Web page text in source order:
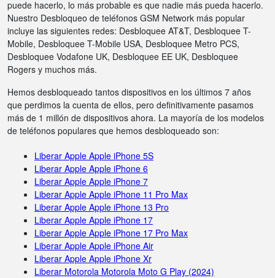
puede hacerlo, lo más probable es que nadie más pueda hacerlo.
Nuestro Desbloqueo de teléfonos GSM Network más popular
incluye las siguientes redes: Desbloquee AT&T, Desbloquee T-
Mobile, Desbloquee T-Mobile USA, Desbloquee Metro PCS,
Desbloquee Vodafone UK, Desbloquee EE UK, Desbloquee
Rogers y muchos más.
Hemos desbloqueado tantos dispositivos en los últimos 7 años
que perdimos la cuenta de ellos, pero definitivamente pasamos
más de 1 millón de dispositivos ahora. La mayoría de los modelos
de teléfonos populares que hemos desbloqueado son:
Liberar Apple Apple iPhone 5S
Liberar Apple Apple iPhone 6
Liberar Apple Apple iPhone 7
Liberar Apple Apple iPhone 11 Pro Max
Liberar Apple Apple iPhone 13 Pro
Liberar Apple Apple iPhone 17
Liberar Apple Apple iPhone 17 Pro Max
Liberar Apple Apple iPhone Air
Liberar Apple Apple iPhone Xr
Liberar Motorola Motorola Moto G Play (2024)